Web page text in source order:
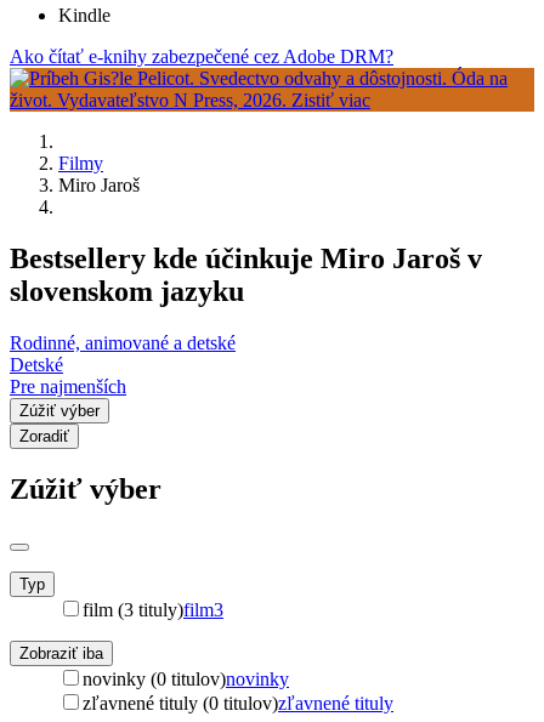
Kindle
Ako čítať e-knihy zabezpečené cez Adobe DRM?
Filmy
Miro Jaroš
Bestsellery kde účinkuje Miro Jaroš v
slovenskom jazyku
Rodinné, animované a detské
Detské
Pre najmenších
Zúžiť výber
Zoradiť
Zúžiť výber
Typ
film (3 tituly)film3
Zobraziť iba
novinky (0 titulov)novinky
zľavnené tituly (0 titulov)zľavnené tituly